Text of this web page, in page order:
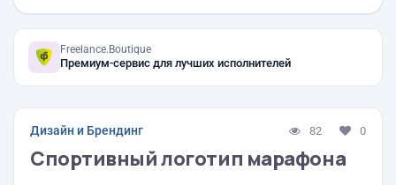
Freelance.Boutique
Премиум-сервис для лучших исполнителей
Дизайн и Брендинг 82 0
Спортивный логотип марафона